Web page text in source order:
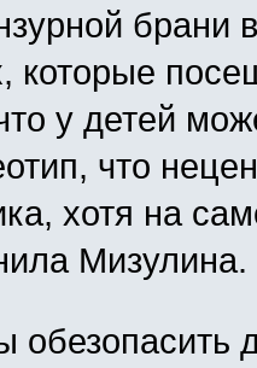
брани
которые
у детей
что
хотя на
Мизулина.
обезопасить